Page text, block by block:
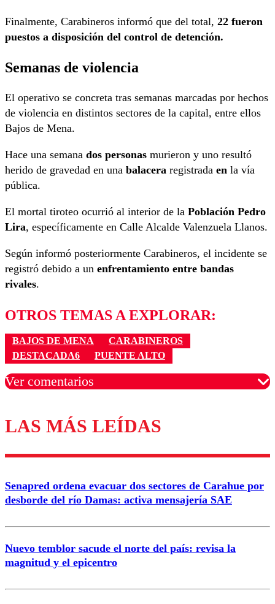
Finalmente, Carabineros informó que del total, 22 fueron
puestos a disposición del control de detención.
Semanas de violencia
El operativo se concreta tras semanas marcadas por hechos
de violencia en distintos sectores de la capital, entre ellos
Bajos de Mena.
Hace una semana dos personas murieron y uno resultó
herido de gravedad en una balacera registrada en la vía
pública.
El mortal tiroteo ocurrió al interior de la Población Pedro
Lira, específicamente en Calle Alcalde Valenzuela Llanos.
Según informó posteriormente Carabineros, el incidente se
registró debido a un enfrentamiento entre bandas
rivales.
OTROS TEMAS A EXPLORAR:
BAJOS DE MENA
CARABINEROS
DESTACADA6
PUENTE ALTO
Ver comentarios
Los comentarios son moderados para garantizar un
diálogo respetuoso.
Nombre
Correo
LAS MÁS LEÍDAS
Senapred ordena evacuar dos sectores de Carahue por
desborde del río Damas: activa mensajería SAE
Nuevo temblor sacude el norte del país: revisa la
magnitud y el epicentro